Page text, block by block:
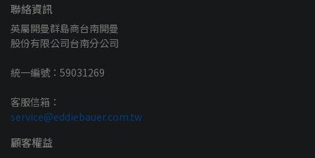
聯絡資訊
英屬開曼群島商台南開曼
股份有限公司台南分公司
統一編號：59031269
客服信箱：
service@eddiebauer.com.tw
顧客權益